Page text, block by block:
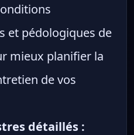
et pédologiques de
mieux planifier la
de vos
détaillés :